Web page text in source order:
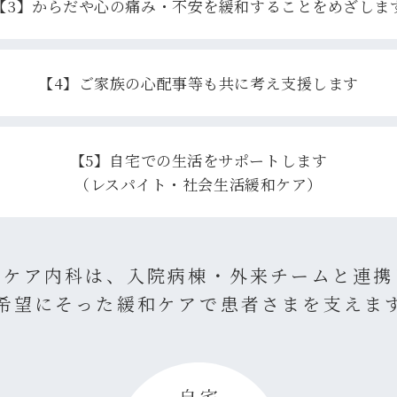
3】からだや心の痛み・不安を緩和することをめざしま
【4】ご家族の心配事等も共に考え支援します
【5】自宅での生活をサポートします
（レスパイト・社会生活緩和ケア）
ア内科は、入院病棟・外来チームと連携
望にそった緩和ケアで患者さまを支えます